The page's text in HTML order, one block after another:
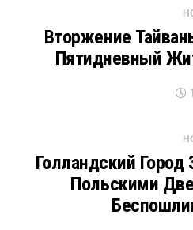
Вторжение
Пятидневный
Голландский Город
Польскими